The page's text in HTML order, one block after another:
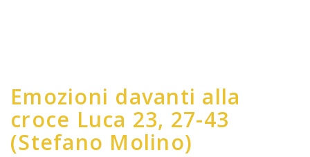
Emozioni davanti alla
croce Luca 23, 27-43
(Stefano Molino)